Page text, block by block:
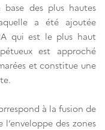
des plus hautes
a été ajoutée
qui est le plus haut
est approché
et constitue une
à la fusion de
des zones